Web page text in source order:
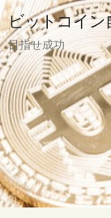
ビットコイン
目指せ成功